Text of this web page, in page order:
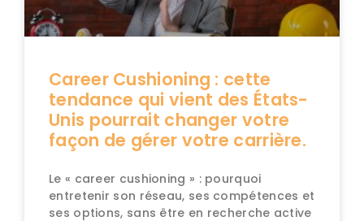
Career Cushioning : cette
tendance qui vient des États-
Unis pourrait changer votre
façon de gérer votre carrière.
Le « career cushioning » : pourquoi
entretenir son réseau, ses compétences et
ses options, sans être en recherche active